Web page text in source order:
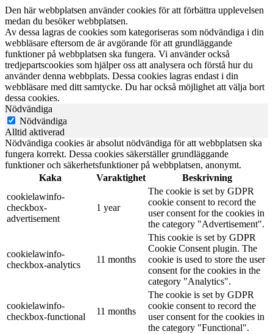
Den här webbplatsen använder cookies för att förbättra upplevelsen
medan du besöker webbplatsen.
Av dessa lagras de cookies som kategoriseras som nödvändiga i din
webbläsare eftersom de är avgörande för att grundläggande
funktioner på webbplatsen ska fungera. Vi använder också
tredjepartscookies som hjälper oss att analysera och förstå hur du
använder denna webbplats. Dessa cookies lagras endast i din
webbläsare med ditt samtycke. Du har också möjlighet att välja bort
dessa cookies.
Nödvändiga
Nödvändiga
Alltid aktiverad
Nödvändiga cookies är absolut nödvändiga för att webbplatsen ska
fungera korrekt. Dessa cookies säkerställer grundläggande
funktioner och säkerhetsfunktioner på webbplatsen, anonymt.
Kaka
Varaktighet
Beskrivning
cookielawinfo-
checkbox-
advertisement
1 year
The cookie is set by GDPR
cookie consent to record the
user consent for the cookies in
the category "Advertisement".
cookielawinfo-
checkbox-analytics
11 months
This cookie is set by GDPR
Cookie Consent plugin. The
cookie is used to store the user
consent for the cookies in the
category "Analytics".
cookielawinfo-
checkbox-functional
11 months
The cookie is set by GDPR
cookie consent to record the
user consent for the cookies in
the category "Functional".